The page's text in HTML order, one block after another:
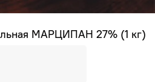
МАРЦИПАН 27% (1 кг)